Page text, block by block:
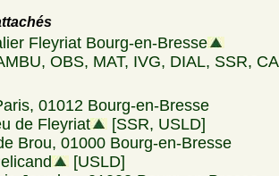
Fleyriat Bourg-en-Bresse
OBS, MAT, IVG, DIAL, SSR,
01012 Bourg-en-Bresse
de Fleyriat
[SSR, USLD]
Brou, 01000 Bourg-en-Bresse
[USLD]